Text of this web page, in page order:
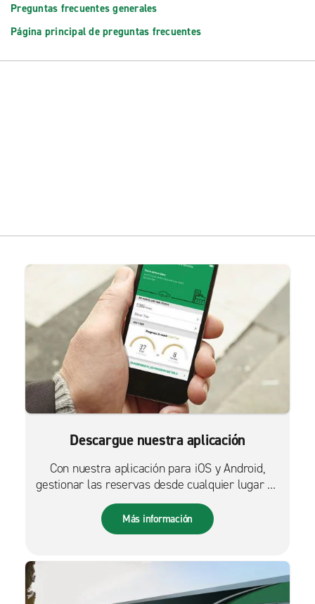
Preguntas frecuentes generales
Página principal de preguntas frecuentes
Descargue nuestra aplicación
Con nuestra aplicación para iOS y Android,
gestionar las reservas desde cualquier lugar es
más fácil que nunca.
Más información